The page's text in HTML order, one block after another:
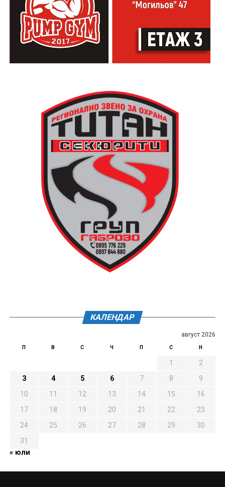
КАЛЕНДАР
август 2026
П В С Ч П С Н
1
2
3
4 5 6 7 8
9
10
11 12 13 14 15
16
17
18 19 20 21 22
23
24
25 26 27 28 29
30
31
« юли